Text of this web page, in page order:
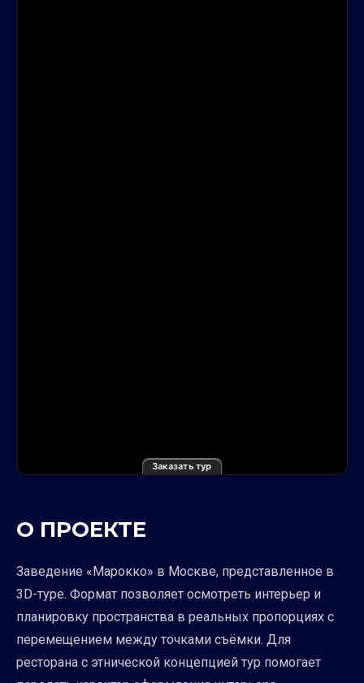
Заказать тур
О ПРОЕКТЕ
Заведение «Марокко» в Москве, представленное в
3D-туре. Формат позволяет осмотреть интерьер и
планировку пространства в реальных пропорциях с
перемещением между точками съёмки. Для
ресторана с этнической концепцией тур помогает